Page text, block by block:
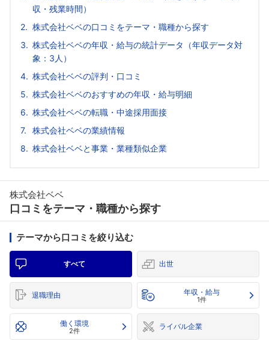
収・残業時間）
株式会社ベベの口コミをテーマ・職種から探す
株式会社ベベの年収・給与の統計データ（年収データ対
象：3人）
株式会社ベベの評判・口コミ
株式会社ベベのおすすめの年収・給与明細
株式会社ベベの転職・中途採用面接
株式会社ベベの業績情報
株式会社ベベと事業・業種類似企業
株式会社ベベ
口コミをテーマ・職種から探す
テーマから口コミを絞り込む
すべて 出世
退職理由 年収・給与
1件
働く環境
2件 ライバル企業